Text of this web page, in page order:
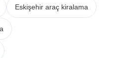
Eskişehir araç kiralama